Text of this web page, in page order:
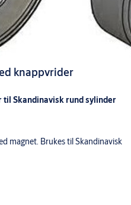
knappvrider
Skandinavisk rund sylinder
magnet. Brukes til Skandinavisk